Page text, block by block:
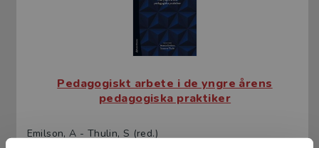
Pedagogiskt arbete i de yngre årens
pedagogiska praktiker
Emilson, A - Thulin, S (red.)